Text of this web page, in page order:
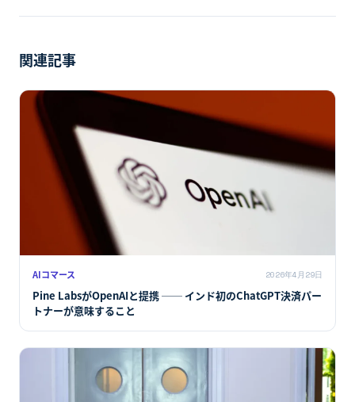
関連記事
AIコマース 2026年4月29日
Pine LabsがOpenAIと提携 ── インド初のChatGPT決済パー
トナーが意味すること